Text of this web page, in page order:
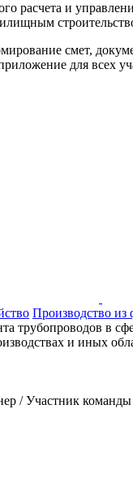
расчета и
смет,
для всех
Производство из
трубопроводов в
и иных
/ Участник команды